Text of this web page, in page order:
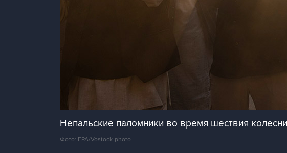
Непальские паломники во время шествия
Фото: EPA/Vostock-photo